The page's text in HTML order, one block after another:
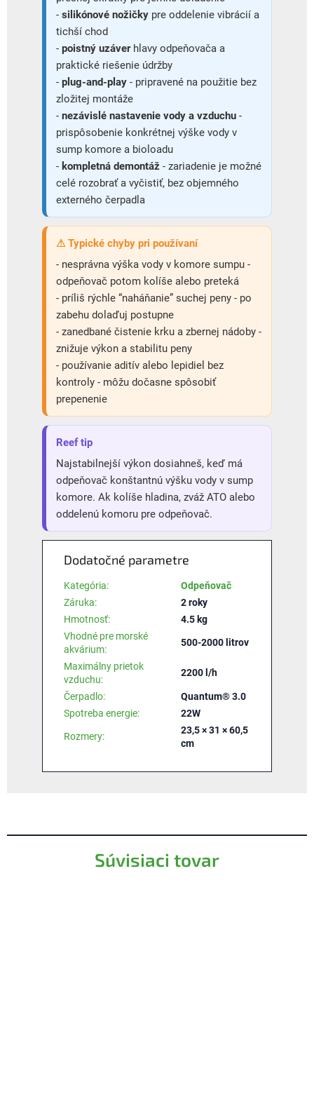
Súvisiaci tovar
- silikónové nožičky pre oddelenie vibrácií a
tichší chod
- poistný uzáverhlavy odpeňovača a
praktické riešenie údržby
- plug-and-play - pripravené na použitie bez
zložitej montáže
- nezávislé nastavenie vody a vzduchu -
prispôsobenie konkrétnej výške vody v
sump komore a bioloadu
- kompletná demontáž - zariadenie je možné
celé rozobrať a vyčistiť, bez objemného
externého čerpadla
⚠ Typické chyby pri používaní
- nesprávna výška vody v komore sumpu -
odpeňovač potom kolíše alebo preteká
- príliš rýchle “naháňanie” suchej peny - po
zabehu dolaďuj postupne
- zanedbané čistenie krku a zbernej nádoby -
znižuje výkon a stabilitu peny
- používanie aditív alebo lepidiel bez
kontroly - môžu dočasne spôsobiť
prepenenie
Reef tip
Najstabilnejší výkon dosiahneš, keď má
odpeňovač konštantnú výšku vody v sump
komore. Ak kolíše hladina, zváž ATO alebo
oddelenú komoru pre odpeňovač.
Dodatočné parametre
Kategória:
Odpeňovač
Záruka:
2 roky
Hmotnosť:
4.5 kg
Vhodné pre morské
akvárium:
500-2000 litrov
Maximálny prietok
vzduchu:
2200 l/h
Čerpadlo:
Quantum® 3.0
Spotreba energie: 22W
Rozmery:
23,5 × 31 × 60,5
cm